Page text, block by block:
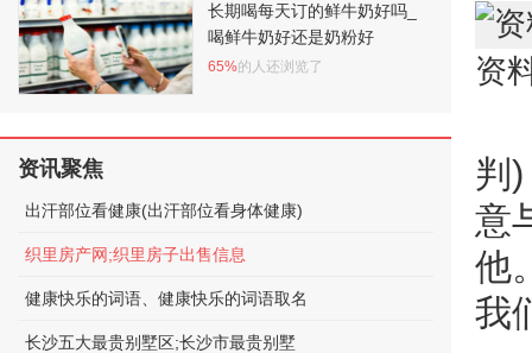
资
判
意
他
我
长期喝每天订的鲜牛奶好吗_
喝鲜牛奶好还是奶粉好
65%的人还浏览了
资讯聚焦
出汗部位看健康(出汗部位看身体健康)
织里房产网;织里房子出售信息
健康快乐的词语、健康快乐的词语取名
长沙五大最贵别墅区;长沙市最贵别墅